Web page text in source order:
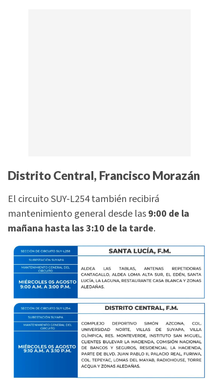
Distrito Central, Francisco Morazán
El circuito SUY-L254 también recibirá
mantenimiento general desde las9:00 de la
mañana hasta las 3:10 de la tarde.